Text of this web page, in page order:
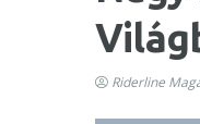
Riderline